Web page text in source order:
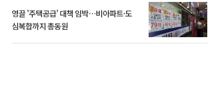
영끌 '주택공급' 대책 임박⋯비아파트·도
심복합까지 총동원